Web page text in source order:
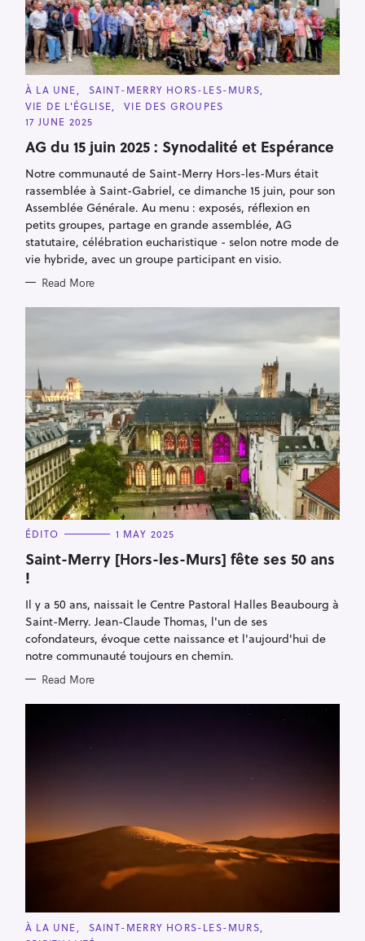
C
A
T
E
O
R
E
À LA UNE
SAINT-MERRY HORS-LES-MURS
VIE DE L'ÉGLISE
VIE DES GROUPES
17 JUNE 2025
AG du 15 juin 2025 : Synodalité et Espérance
Notre communauté de Saint-Merry Hors-les-Murs était
rassemblée à Saint-Gabriel, ce dimanche 15 juin, pour son
Assemblée Générale. Au menu : exposés, réflexion en
petits groupes, partage en grande assemblée, AG
statutaire, célébration eucharistique - selon notre mode de
vie hybride, avec un groupe participant en visio.
Read More
C
T
E
G
O
R
I
E
S
ÉDITO 1 MAY 2025
Saint-Merry [Hors-les-Murs] fête ses 50 ans
!
Il y a 50 ans, naissait le Centre Pastoral Halles Beaubourg à
Saint-Merry. Jean-Claude Thomas, l'un de ses
cofondateurs, évoque cette naissance et l'aujourd'hui de
notre communauté toujours en chemin.
Read More
C
A
À LA UNE
SAINT-MERRY HORS-LES-MURS
a
r
c
h
f
o
: